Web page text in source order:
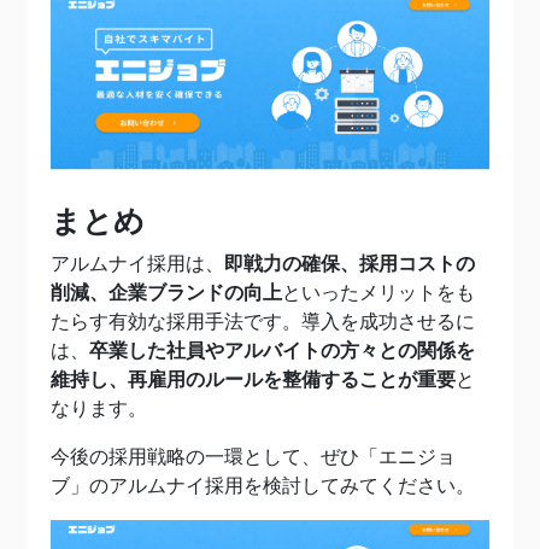
まとめ
アルムナイ採用は、
即戦力の確保、採用コストの
削減、企業ブランドの向上といったメリットをも
たらす有効な採用手法です。導入を成功させるに
は、 卒業した社員やアルバイトの方々との関係を
維持し、再雇用のルールを整備することが重要と
なります。
今後の採用戦略の一環として、ぜひ「エニジョ
ブ」のアルムナイ採用を検討してみてください。